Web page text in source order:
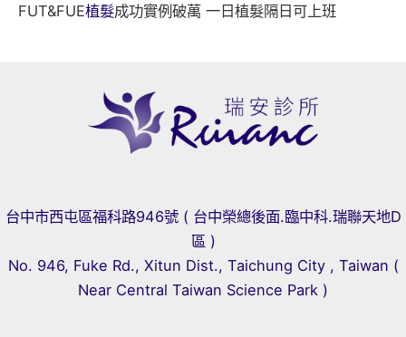
FUT&FUE植髮成功實例破萬 一日植髮隔日可上班
台中市西屯區福科路946號 ( 台中榮總後面.臨中科.瑞聯天地D
區 )
No. 946, Fuke Rd., Xitun Dist., Taichung City , Taiwan (
Near Central Taiwan Science Park )